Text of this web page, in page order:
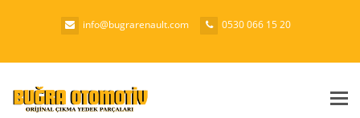
info@bugrarenault.com 0530 066 15 20